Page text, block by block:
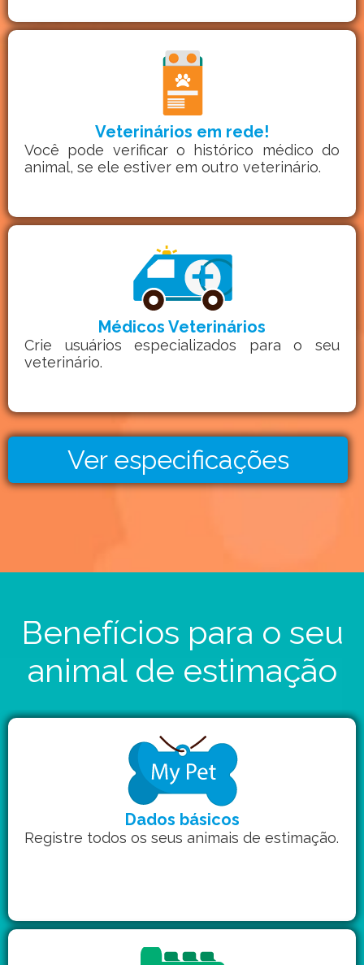
Veterinários em rede!
Você pode verificar o histórico médico do
animal, se ele estiver em outro veterinário.
Médicos Veterinários
Crie usuários especializados para o seu
veterinário.
Ver especificações
Benefícios para o seu
animal de estimação
Dados básicos
Registre todos os seus animais de estimação.